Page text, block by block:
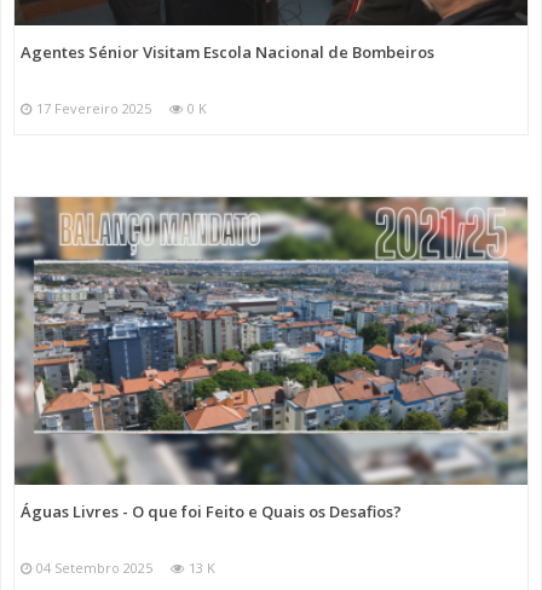
Agentes Sénior Visitam Escola Nacional de Bombeiros
17 Fevereiro 2025 0 K
Águas Livres - O que foi Feito e Quais os Desafios?
04 Setembro 2025 13 K